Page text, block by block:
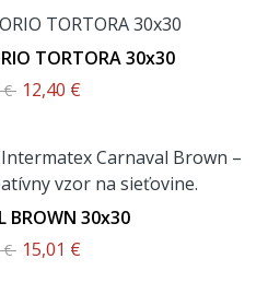
TORTORA 30x30
€ 12,40 €
BROWN 30x30
€ 15,01 €